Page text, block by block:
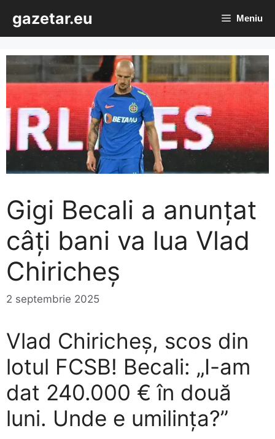
conținut
gazetar.eu Meniu
Gigi Becali a anunțat
câți bani va lua Vlad
Chiricheș
2 septembrie 2025
Vlad Chiricheș, scos din
lotul FCSB! Becali: „I-am
dat 240.000 € în două
luni. Unde e umilința?”